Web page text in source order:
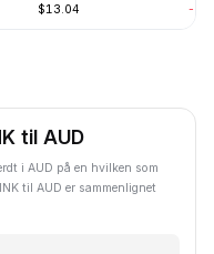
$13.04 -
til AUD
i AUD på en hvilken som
til AUD er sammenlignet